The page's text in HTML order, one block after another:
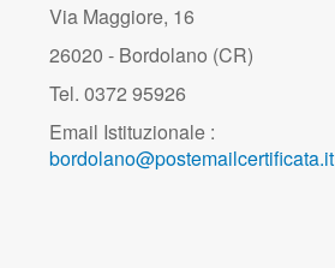
Via Maggiore, 16
26020 - Bordolano (CR)
Tel. 0372 95926
Email Istituzionale :
bordolano@postemailcertificata.it